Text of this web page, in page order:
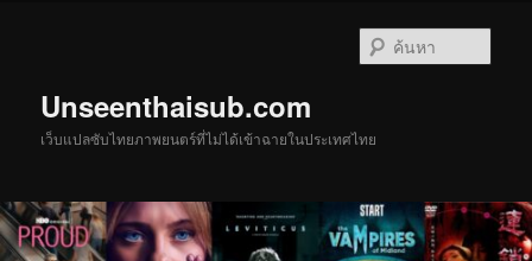
Unseenthaisub.com
เว็บแปลซับไทยภาพยนตร์ที่ไม่ได้เข้าฉายในประเทศไทย